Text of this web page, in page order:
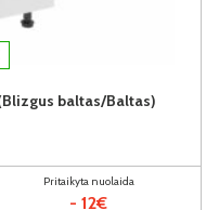
baltas/Baltas)
Pritaikyta nuolaida
- 12€